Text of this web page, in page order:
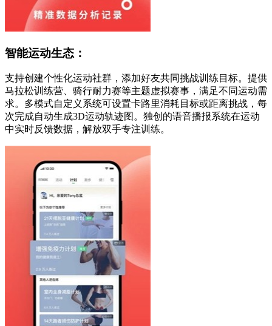
智能运动生态：
支持创建个性化运动社群，添加好友共同挑战训练目标。提供
马拉松训练营、骑行耐力赛等主题虚拟赛事，满足不同运动需
求。多模式自定义系统可设置卡路里消耗目标或距离挑战，每
次完成自动生成3D运动轨迹图。独创的语音播报系统在运动
中实时反馈数据，解放双手专注训练。